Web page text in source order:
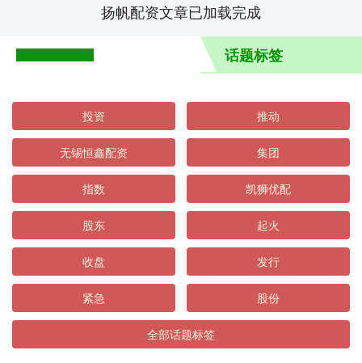
扬帆配资文章已加载完成
话题标签
投资 推动
无锡恒鑫配资 集团
指数 凯狮优配
股东 起火
收盘 发行
紧急 股份
全部话题标签